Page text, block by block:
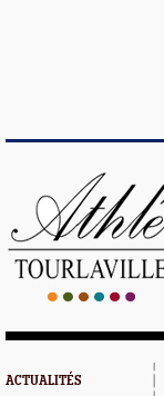
ACTUALITÉS